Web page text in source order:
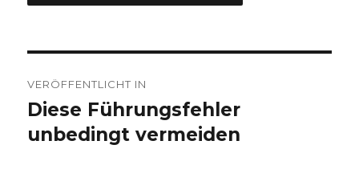
VERÖFFENTLICHT IN
Diese Führungsfehler
unbedingt vermeiden